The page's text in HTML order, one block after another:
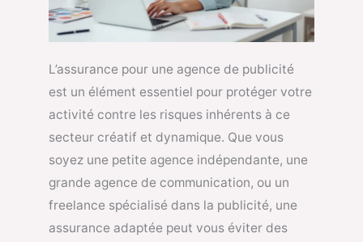
L’assurance pour une agence de publicité
est un élément essentiel pour protéger votre
activité contre les risques inhérents à ce
secteur créatif et dynamique. Que vous
soyez une petite agence indépendante, une
grande agence de communication, ou un
freelance spécialisé dans la publicité, une
assurance adaptée peut vous éviter des